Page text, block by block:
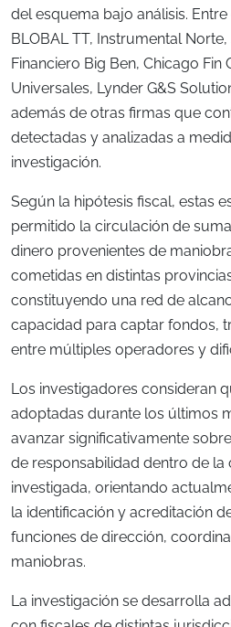
del esquema bajo análisis.
BLOBAL TT, Instrumental
Financiero Big Ben, Chicago Fin
Universales, Lynder G&S
además de otras firmas que
detectadas y analizadas a
investigación.
Según la hipótesis fiscal, estas
permitido la circulación de
dinero provenientes de
cometidas en distintas
constituyendo una red de
capacidad para captar fondos,
entre múltiples operadores y
Los investigadores consideran
adoptadas durante los últimos
avanzar significativamente
de responsabilidad dentro de la
investigada, orientando
la identificación y acreditación
funciones de dirección,
maniobras.
La investigación se desarrolla